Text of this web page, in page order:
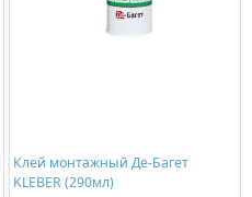
Клей монтажный Де-Багет
KLEBER (290мл)